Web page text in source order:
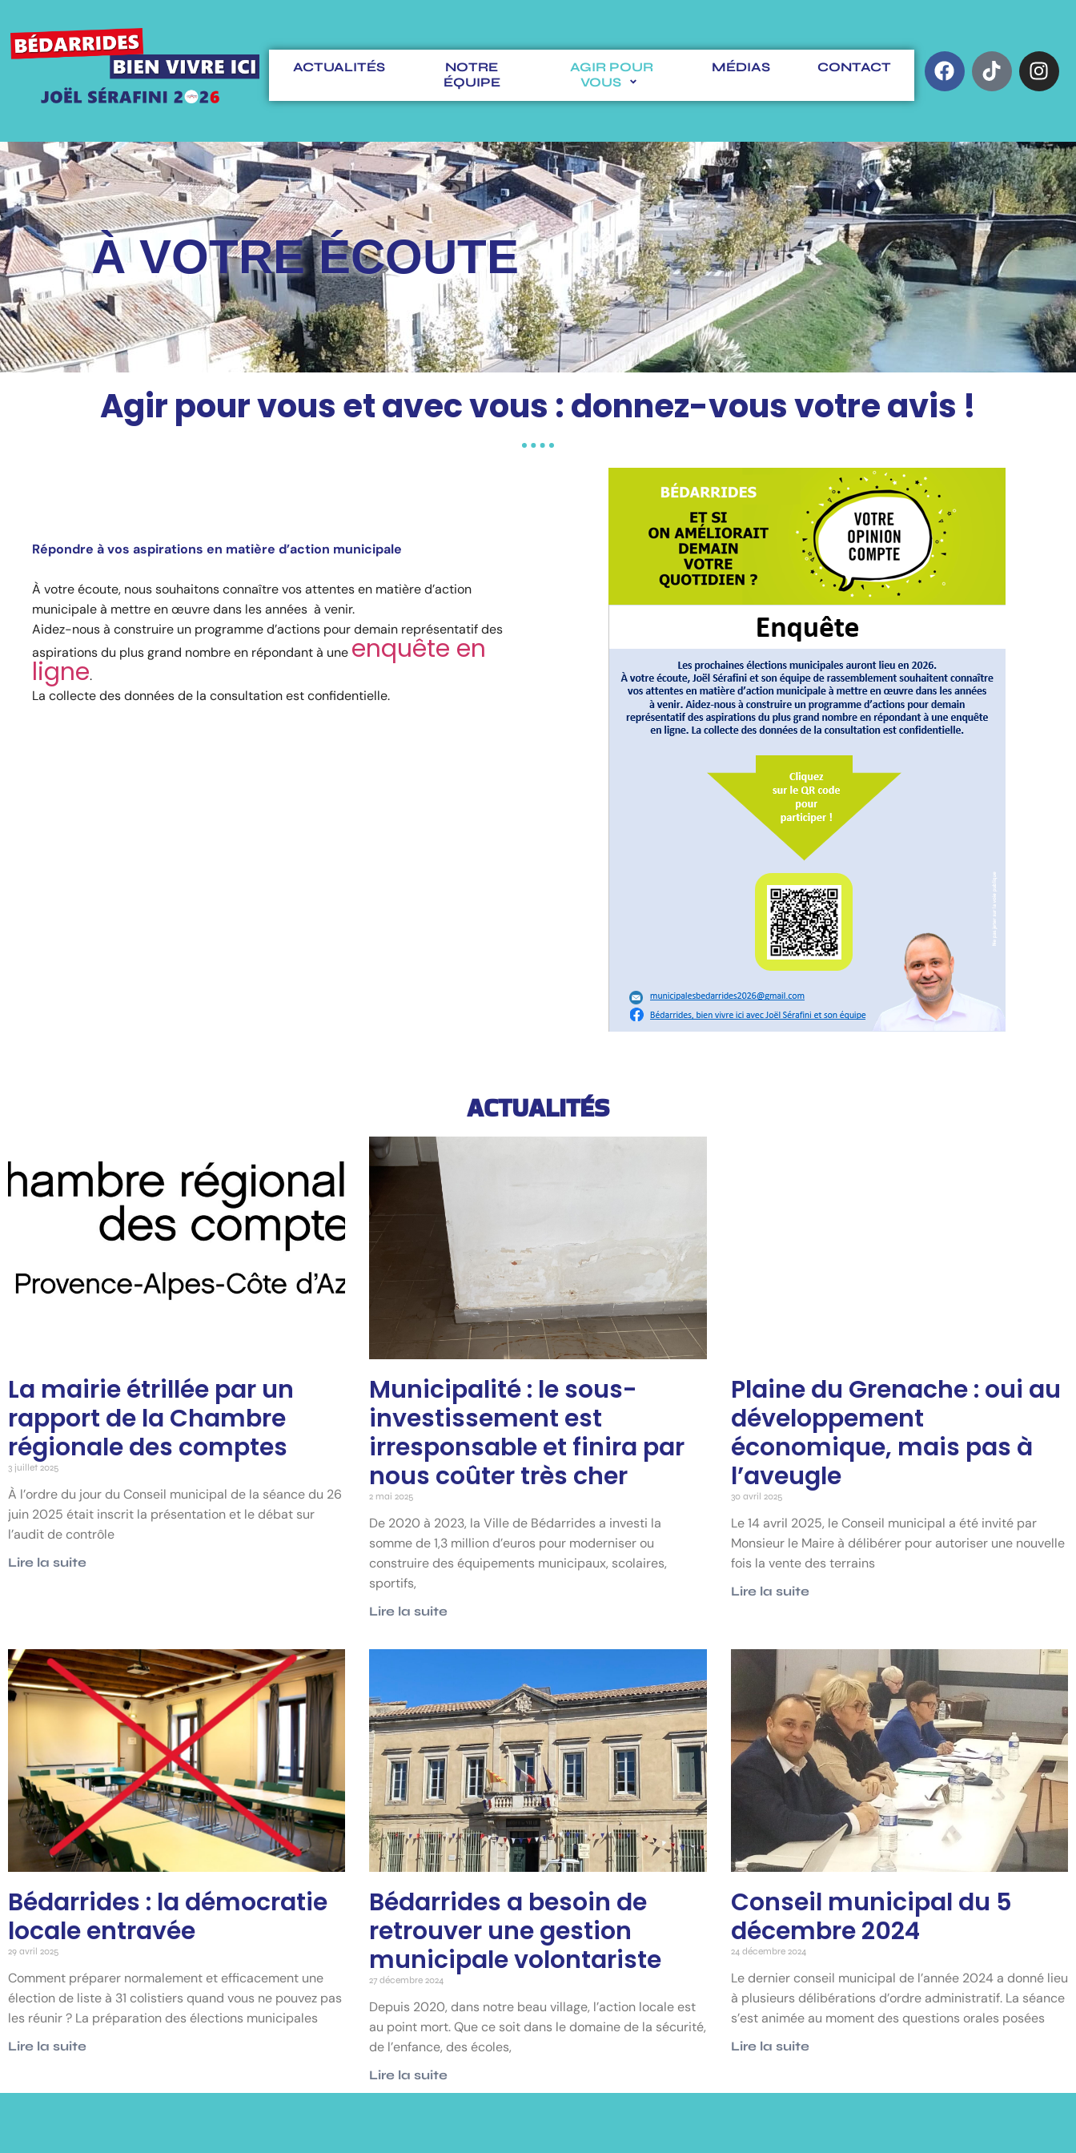
ACTUALITÉS
NOTRE
ÉQUIPE
AGIR POUR
VOUS
MÉDIAS CONTACT
À VOTRE ÉCOUTE
Agir pour vous et avec vous : donnez-vous votre avis !
Répondre à vos aspirations en matière d’action municipale
À votre écoute, nous souhaitons connaître vos attentes en matière d’action
municipale à mettre en œuvre dans les années à venir.
Aidez-nous à construire un programme d’actions pour demain représentatif des
aspirations du plus grand nombre en répondant à une enquête en
ligne.
La collecte des données de la consultation est confidentielle.
ACTUALITÉS
La mairie étrillée par un
rapport de la Chambre
régionale des comptes
3 juillet 2025
À l’ordre du jour du Conseil municipal de la séance du 26
juin 2025 était inscrit la présentation et le débat sur
l’audit de contrôle
Lire la suite
Municipalité : le sous-
investissement est
irresponsable et finira par
nous coûter très cher
2 mai 2025
De 2020 à 2023, la Ville de Bédarrides a investi la
somme de 1,3 million d’euros pour moderniser ou
construire des équipements municipaux, scolaires,
sportifs,
Lire la suite
Plaine du Grenache : oui au
développement
économique, mais pas à
l’aveugle
30 avril 2025
Le 14 avril 2025, le Conseil municipal a été invité par
Monsieur le Maire à délibérer pour autoriser une nouvelle
fois la vente des terrains
Lire la suite
Bédarrides : la démocratie
locale entravée
29 avril 2025
Comment préparer normalement et efficacement une
élection de liste à 31 colistiers quand vous ne pouvez pas
les réunir ? La préparation des élections municipales
Lire la suite
Bédarrides a besoin de
retrouver une gestion
municipale volontariste
27 décembre 2024
Depuis 2020, dans notre beau village, l’action locale est
au point mort. Que ce soit dans le domaine de la sécurité,
de l’enfance, des écoles,
Lire la suite
Conseil municipal du 5
décembre 2024
24 décembre 2024
Le dernier conseil municipal de l’année 2024 a donné lieu
à plusieurs délibérations d’ordre administratif. La séance
s’est animée au moment des questions orales posées
Lire la suite